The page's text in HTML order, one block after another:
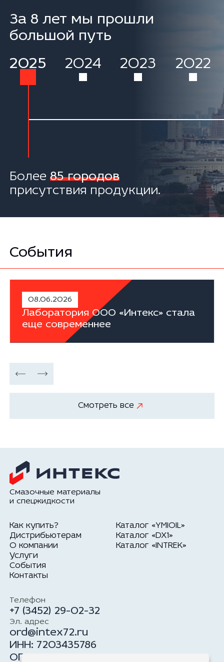
За 8 лет мы прошли
большой путь
2025 2024 2023 2022
Более 85 городов
присутствия продукции.
События
08.06.2026
Лаборатория ООО «Интекс» стала
еще современнее
Смотреть все
Смазочные материалы
и спецжидкости
Как купить?
Дистрибьютерам
О компании
Услуги
События
Контакты
Каталог «YMIOIL»
Каталог «DX1»
Каталог «INTREK»
Телефон
+7 (3452) 29-02-32
Эл. адрес
ord@intex72.ru
ИНН: 7203435786
ОГРН: 1177232034100